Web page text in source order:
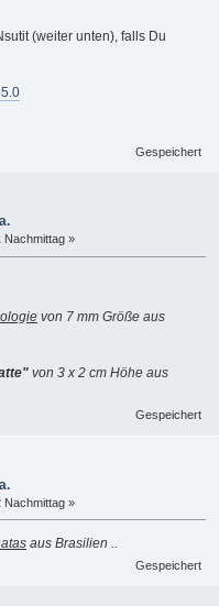
(weiter unten), falls Du
Gespeichert
Nachmittag »
von 7 mm Größe aus
von 3 x 2 cm Höhe aus
Gespeichert
Nachmittag »
aus Brasilien ..
Gespeichert